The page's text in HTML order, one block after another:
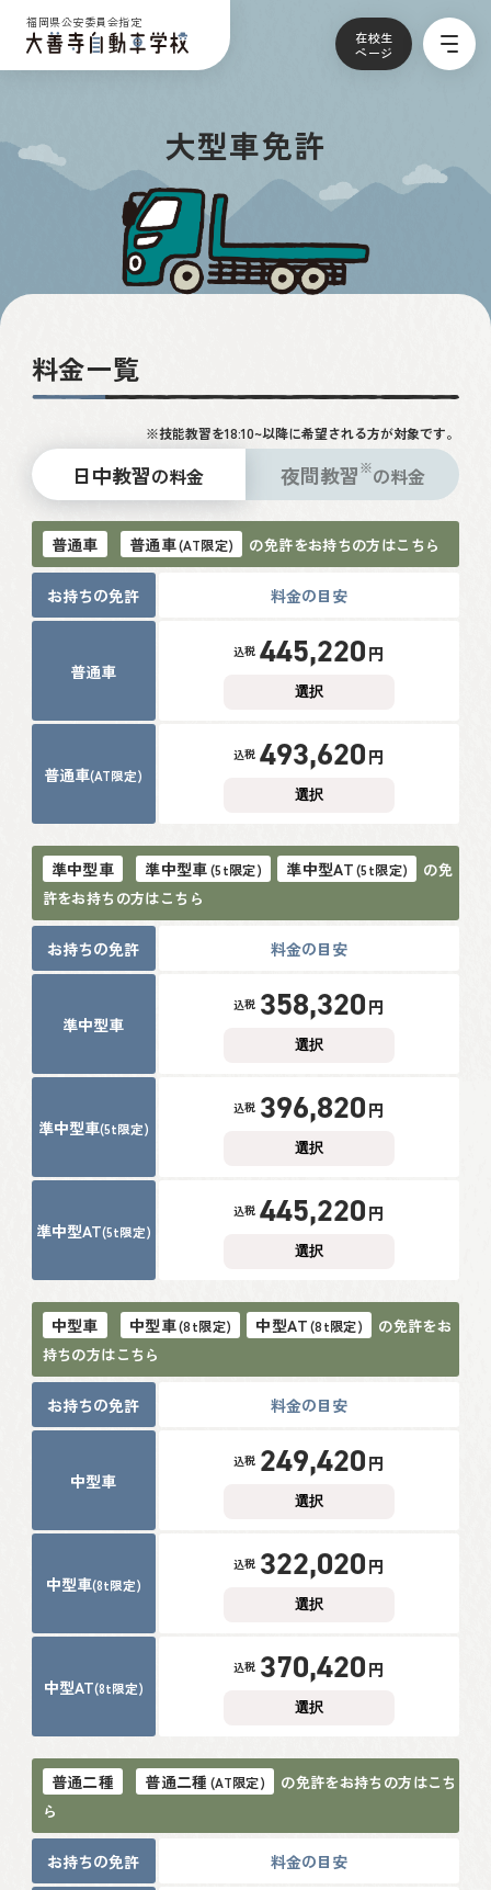
福岡県公安委員会指定
在校生
ページ
大型車免許
料金一覧
日中教習の料金 夜間教習※の料金
普通車 普通車(AT限定) の免許をお持ちの方はこちら
お持ちの免許 料金の目安
普通車
税込 445,220円
選択
普通車(AT限定)
税込 493,620円
選択
準中型車 準中型車(5t限定) 準中型AT(5t限定)
の免
許をお持ちの方はこちら
お持ちの免許 料金の目安
準中型車
税込 358,320円
選択
準中型車(5t限定)
税込 396,820円
選択
準中型AT(5t限定)
税込 445,220円
選択
中型車 中型車(8t限定) 中型AT(8t限定)
の免許をお
持ちの方はこちら
お持ちの免許 料金の目安
中型車
税込 249,420円
選択
中型車(8t限定)
税込 322,020円
選択
中型AT(8t限定)
税込 370,420円
選択
普通二種 普通二種 (AT限定)
の免許をお持ちの方はこち
ら
お持ちの免許 料金の目安